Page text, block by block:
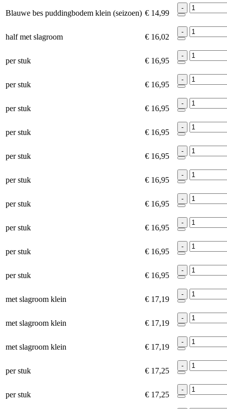
Blauwe bes puddingbodem klein (seizoen) € 14,99
-
half met slagroom € 16,02
-
per stuk € 16,95
-
per stuk € 16,95
-
per stuk € 16,95
-
per stuk € 16,95
-
per stuk € 16,95
-
per stuk € 16,95
-
per stuk € 16,95
-
per stuk € 16,95
-
per stuk € 16,95
-
per stuk € 16,95
-
met slagroom klein € 17,19
-
met slagroom klein € 17,19
-
met slagroom klein € 17,19
-
per stuk € 17,25
-
per stuk € 17,25
-